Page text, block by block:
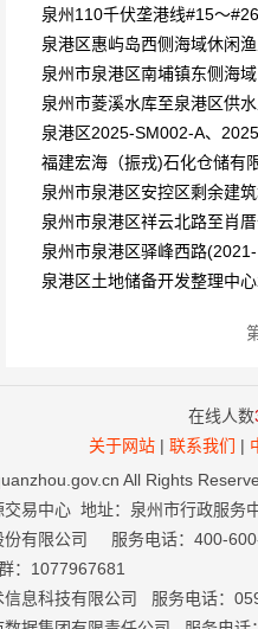
泉州110千伏垄港线#15～
泉港区惠屿岛西侧海域休闲
泉州市泉港区南埔镇东侧海
泉州市菱溪水库至泉港区供
泉港区2025-SM002-A、
福建宏海（振戎)石化仓储有
泉州市泉港区安控区剩余建
泉州市泉港区祥云北路至肖
泉州市泉港区驿峰西路
泉港区土地储备开发整理中
在线人数
关于网站 | 联系我们 |
All Rights
交易中心 地址：泉州市行政服
份有限公司 服务电话：400-
：1077967681
信息科技有限公司 服务电话：